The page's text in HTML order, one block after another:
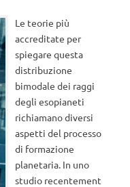
Le teorie più
accreditate per
spiegare questa
distribuzione
bimodale dei raggi
degli esopianeti
richiamano diversi
aspetti del processo
di formazione
planetaria. In uno
studio recentement